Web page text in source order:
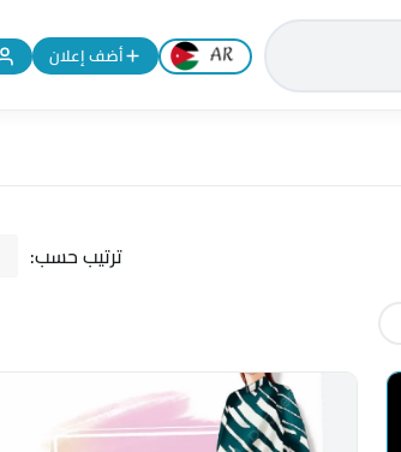
تغيير اللغة إلى الإنجليزية
أضف إعلان
ترتيب حسب: